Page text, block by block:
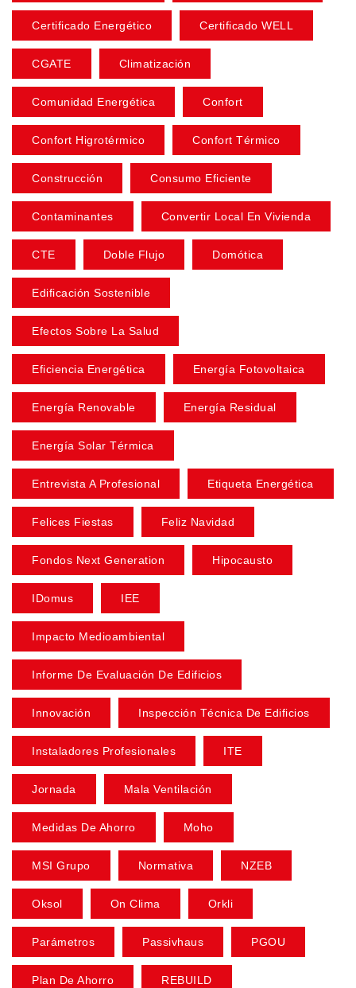
Certificado Energético Certificado WELL
CGATE Climatización
Comunidad Energética Confort
Confort Higrotérmico Confort Térmico
Construcción Consumo Eficiente
Contaminantes Convertir Local En Vivienda
CTE Doble Flujo Domótica
Edificación Sostenible
Efectos Sobre La Salud
Eficiencia Energética Energía Fotovoltaica
Energía Renovable Energía Residual
Energía Solar Térmica
Entrevista A Profesional Etiqueta Energética
Felices Fiestas Feliz Navidad
Fondos Next Generation Hipocausto
IDomus IEE
Impacto Medioambiental
Informe De Evaluación De Edificios
Innovación Inspección Técnica De Edificios
Instaladores Profesionales ITE
Jornada Mala Ventilación
Medidas De Ahorro Moho
MSI Grupo Normativa NZEB
Oksol On Clima Orkli
Parámetros Passivhaus PGOU
Plan De Ahorro REBUILD